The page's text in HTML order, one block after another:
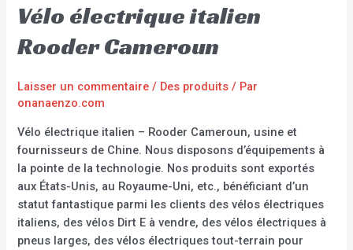
Vélo électrique italien
Rooder Cameroun
Laisser un commentaire / Des produits / Par
onanaenzo.com
Vélo électrique italien – Rooder Cameroun, usine et
fournisseurs de Chine. Nous disposons d’équipements à
la pointe de la technologie. Nos produits sont exportés
aux États-Unis, au Royaume-Uni, etc., bénéficiant d’un
statut fantastique parmi les clients des vélos électriques
italiens, des vélos Dirt E à vendre, des vélos électriques à
pneus larges, des vélos électriques tout-terrain pour